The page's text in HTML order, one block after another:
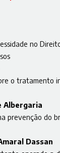
no
o tratamento
Albergaria
prevenção do
Dassan